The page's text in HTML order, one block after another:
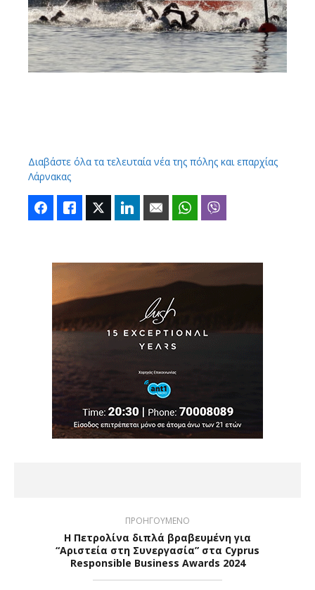
Διαβάστε όλα τα τελευταία νέα της πόλης και επαρχίας
Λάρνακας
FacebookLike Twitter LinkedIn Email WhatsApp
ΠΡΟΗΓΟΥΜΕΝΟ
Η Πετρολίνα διπλά βραβευμένη για
“Αριστεία στη Συνεργασία” στα Cyprus
Responsible Business Awards 2024